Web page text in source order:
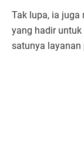
Tak lupa, ia
yang hadir
satunya